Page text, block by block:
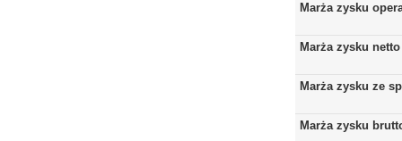
Marża zysku
Marża zysku netto
Marża zysku ze
Marża zysku